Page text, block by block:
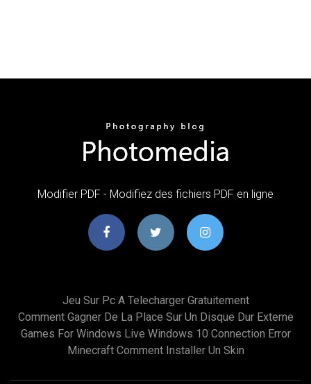
Modifier PDF - Modifiez des fichiers PDF en ligne
Jeu Sur Pc A Telecharger Gratuitement
Comment Gagner De La Place Sur Un Disque Dur Externe
Games For Windows Live Windows 10 Connection Error
Minecraft Comment Installer Un Skin